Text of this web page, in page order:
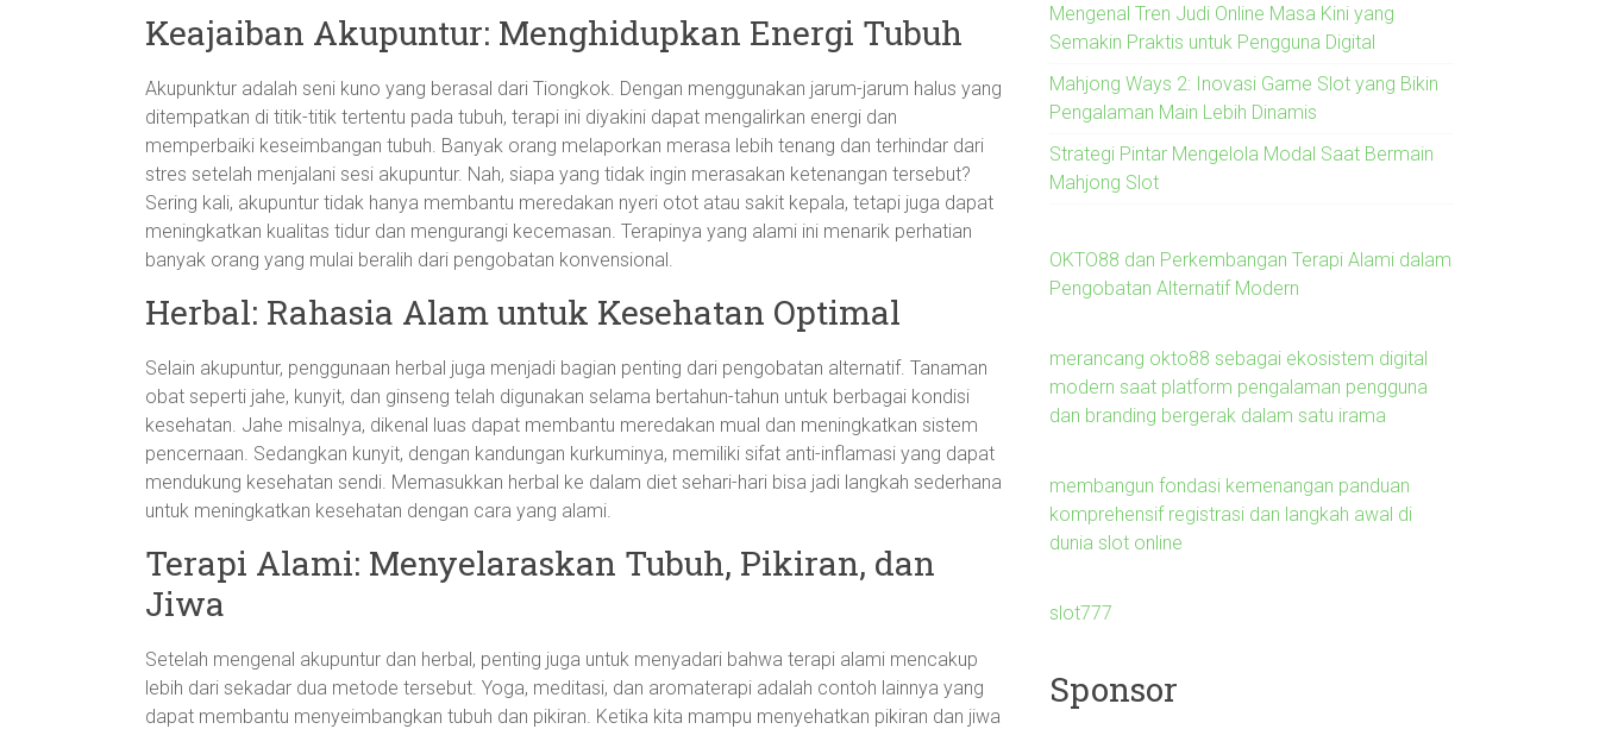
Keajaiban Akupuntur: Menghidupkan Energi Tubuh
Akupunktur adalah seni kuno yang berasal dari Tiongkok. Dengan menggunakan jarum-jarum halus yang
ditempatkan di titik-titik tertentu pada tubuh, terapi ini diyakini dapat mengalirkan energi dan
memperbaiki keseimbangan tubuh. Banyak orang melaporkan merasa lebih tenang dan terhindar dari
stres setelah menjalani sesi akupuntur. Nah, siapa yang tidak ingin merasakan ketenangan tersebut?
Sering kali, akupuntur tidak hanya membantu meredakan nyeri otot atau sakit kepala, tetapi juga dapat
meningkatkan kualitas tidur dan mengurangi kecemasan. Terapinya yang alami ini menarik perhatian
banyak orang yang mulai beralih dari pengobatan konvensional.
Herbal: Rahasia Alam untuk Kesehatan Optimal
Selain akupuntur, penggunaan herbal juga menjadi bagian penting dari pengobatan alternatif. Tanaman
obat seperti jahe, kunyit, dan ginseng telah digunakan selama bertahun-tahun untuk berbagai kondisi
kesehatan. Jahe misalnya, dikenal luas dapat membantu meredakan mual dan meningkatkan sistem
pencernaan. Sedangkan kunyit, dengan kandungan kurkuminya, memiliki sifat anti-inflamasi yang dapat
mendukung kesehatan sendi. Memasukkan herbal ke dalam diet sehari-hari bisa jadi langkah sederhana
untuk meningkatkan kesehatan dengan cara yang alami.
Terapi Alami: Menyelaraskan Tubuh, Pikiran, dan
Jiwa
Setelah mengenal akupuntur dan herbal, penting juga untuk menyadari bahwa terapi alami mencakup
lebih dari sekadar dua metode tersebut. Yoga, meditasi, dan aromaterapi adalah contoh lainnya yang
dapat membantu menyeimbangkan tubuh dan pikiran. Ketika kita mampu menyehatkan pikiran dan jiwa
Mengenal Tren Judi Online Masa Kini yang
Semakin Praktis untuk Pengguna Digital
Mahjong Ways 2: Inovasi Game Slot yang Bikin
Pengalaman Main Lebih Dinamis
Strategi Pintar Mengelola Modal Saat Bermain
Mahjong Slot
OKTO88 dan Perkembangan Terapi Alami dalam
Pengobatan Alternatif Modern
merancang okto88 sebagai ekosistem digital
modern saat platform pengalaman pengguna
dan branding bergerak dalam satu irama
membangun fondasi kemenangan panduan
komprehensif registrasi dan langkah awal di
dunia slot online
slot777
Sponsor